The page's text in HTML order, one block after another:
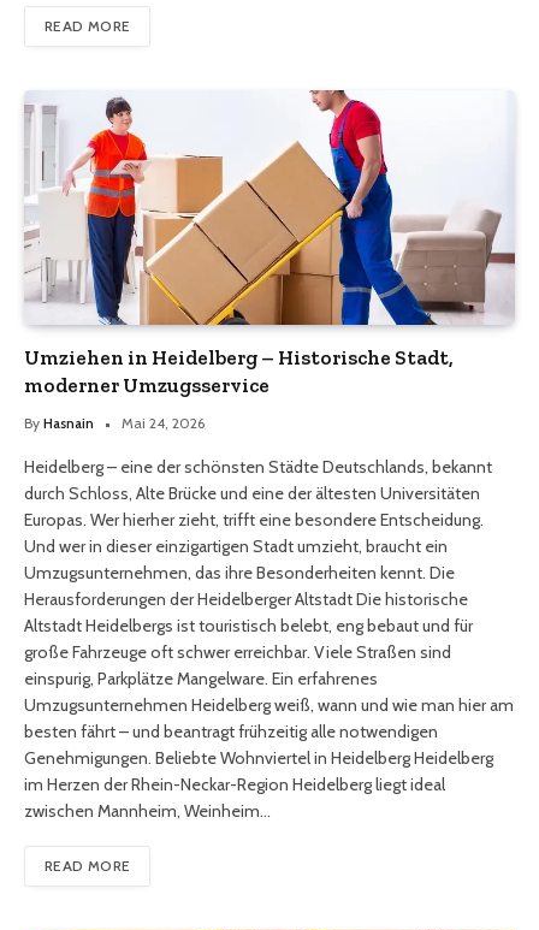
READ MORE
Umziehen in Heidelberg – Historische Stadt,
moderner Umzugsservice
By Hasnain Mai 24, 2026
Heidelberg – eine der schönsten Städte Deutschlands, bekannt
durch Schloss, Alte Brücke und eine der ältesten Universitäten
Europas. Wer hierher zieht, trifft eine besondere Entscheidung.
Und wer in dieser einzigartigen Stadt umzieht, braucht ein
Umzugsunternehmen, das ihre Besonderheiten kennt. Die
Herausforderungen der Heidelberger Altstadt Die historische
Altstadt Heidelbergs ist touristisch belebt, eng bebaut und für
große Fahrzeuge oft schwer erreichbar. Viele Straßen sind
einspurig, Parkplätze Mangelware. Ein erfahrenes
Umzugsunternehmen Heidelberg weiß, wann und wie man hier am
besten fährt – und beantragt frühzeitig alle notwendigen
Genehmigungen. Beliebte Wohnviertel in Heidelberg Heidelberg
im Herzen der Rhein-Neckar-Region Heidelberg liegt ideal
zwischen Mannheim, Weinheim…
READ MORE